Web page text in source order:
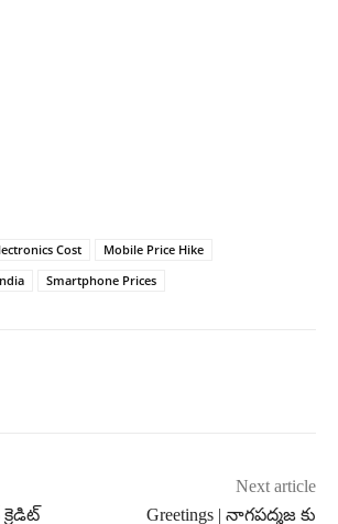
Cost
Mobile Price Hike
Smartphone Prices
Next article
Greetings | నాగపద్మజ కు